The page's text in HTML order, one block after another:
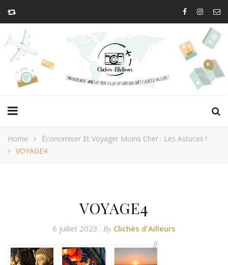
Home
Économiser Et Voyager Moins Cher : Les Astuces !
VOYAGE4
VOYAGE4
6 juillet 2023 By Clichés d'Ailleurs